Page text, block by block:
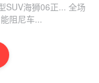
SUV海狮06正... 全场
阻尼车...